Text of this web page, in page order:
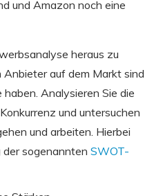
und Amazon noch eine
heraus zu
auf dem Markt sind
Analysieren Sie die
und untersuchen
und arbeiten. Hierbei
sogenannten SWOT-